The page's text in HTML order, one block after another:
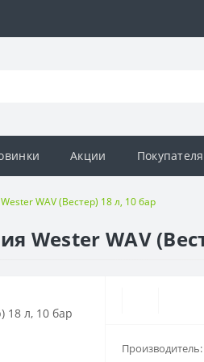
Акции
WAV (Вестер) 18 л, 10 бар
WAV
Производитель: